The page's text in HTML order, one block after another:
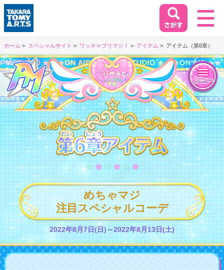
ホーム
HOME
商品情報
PRODUCT
イベント&キャンペーン
EVENT&CAMPAIGN
お客様相談室
SUPPORT
会社情報 採用情報
閉じる
ホーム スペシャルサイト ワッチャプリマジ！ アイテム アイテム（第6章）
第6章アイテム
めちゃマジ
注目スペシャルコーデ
2022年8月7日(日)～2022年8月13日(土)